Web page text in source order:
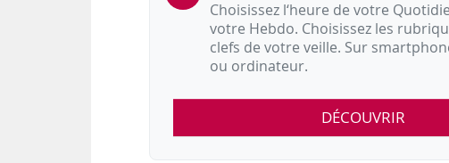
Choisissez l‘heure de votre
votre Hebdo. Choisissez les
clefs de votre veille. Sur
ou ordinateur.
DÉCOUVRIR